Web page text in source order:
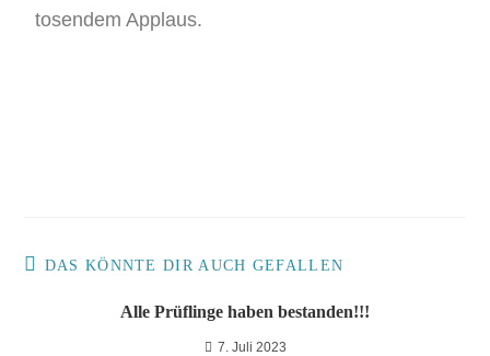
tosendem Applaus.
DAS KÖNNTE DIR AUCH GEFALLEN
Alle Prüflinge haben bestanden!!!
7. Juli 2023